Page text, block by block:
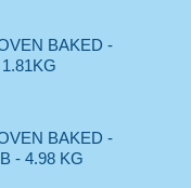
BAKED -
BAKED -
- 4.98 KG